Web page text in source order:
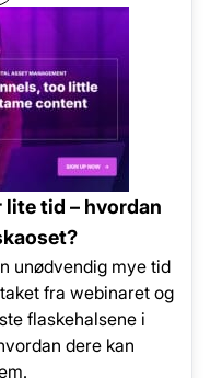
lite tid – hvordan
unødvendig mye tid
fra webinaret og
flaskehalsene i
dere kan